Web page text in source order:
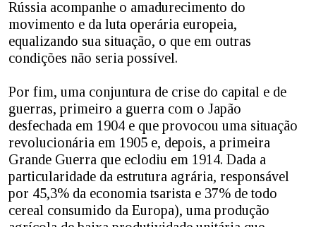
Rússia acompanhe o amadurecimento do
movimento e da luta operária europeia,
equalizando sua situação, o que em outras
condições não seria possível.
Por fim, uma conjuntura de crise do capital e de
guerras, primeiro a guerra com o Japão
desfechada em 1904 e que provocou uma situação
revolucionária em 1905 e, depois, a primeira
Grande Guerra que eclodiu em 1914. Dada a
particularidade da estrutura agrária, responsável
por 45,3% da economia tsarista e 37% de todo
cereal consumido da Europa), uma produção